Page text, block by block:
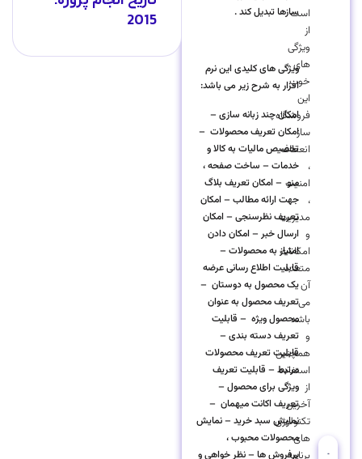
است
از
ویژگی
های
خوب
این
فروشگاه
ساز
انعطاف
،
امنیت
،
مدیریت
و
امکانات
متعدد
آن
می
باشد
و
همچنین
استفاده
از
آخرین
تکنولوژی
های
برنامه
سازها تبدیل کند .
ویژگی های کلیدی این نرم
افزار به شرح زیر می باشد:
امکان چند زبانه سازی –
امکان تعریف محصولات –
تخصیص مالیات به کالا و
خدمات – ساخت صفحه ،
منو – امکان تعریف بلاگ
جهت ارائه مطالب – امکان
تعریف نظرسنجی – امکان
ارسال خبر – امکان دادن
امتیاز به محصولات –
قابلیت اطلاع رسانی عرضه
یک محصول به دوستان –
تعریف محصول به عنوان
محصول ویژه – قابلیت
تعریف دسته بندی –
قابلیت تعریف محصولات
مرتبط – قابلیت تعریف
ویژگی برای محصول –
تعریف اکانت میهمان –
نمایش سبد خرید – نمایش
محصولات محبوب ،
پرفروش ها – نظر خواهی و
2015